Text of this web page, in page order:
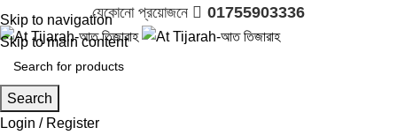
Skip to navigation
Skip to main content
যেকোনো প্রয়োজনে  01755903336
Search
Login / Register